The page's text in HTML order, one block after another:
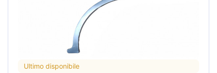
Ultimo disponibile